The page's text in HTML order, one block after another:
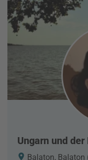
Ungarn und
Balaton, Balaton